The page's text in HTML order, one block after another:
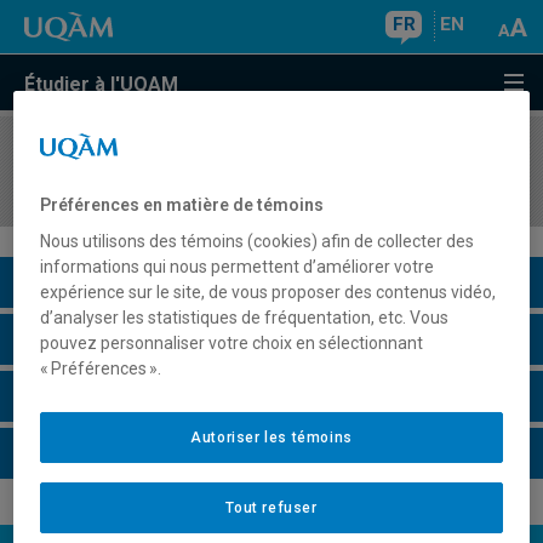
FR EN
Étudier à l'UQAM
COURS//
Description du cours
Horaire - Été 2026
Préférences en matière de témoins
Nous utilisons des témoins (cookies) afin de collecter des
informations qui nous permettent d’améliorer votre
expérience sur le site, de vous proposer des contenus vidéo,
d’analyser les statistiques de fréquentation, etc. Vous
pouvez personnaliser votre choix en sélectionnant
« Préférences ».
Tout refuser
Autoriser les témoins